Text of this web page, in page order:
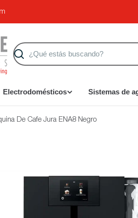
Buscar
Electrodomésticos Sistemas de
De Cafe Jura ENA8 Negro